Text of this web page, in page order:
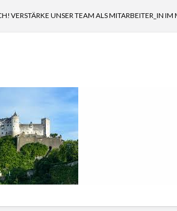
VERSTÄRKE UNSER TEAM ALS MITARBEITER_IN